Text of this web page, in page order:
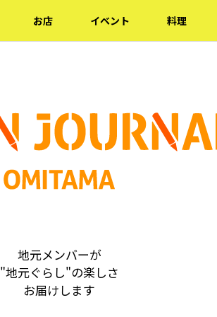
お店 イベント 料理
地元メンバーが
"地元ぐらし"の楽しさ
お届けします